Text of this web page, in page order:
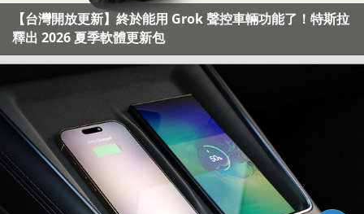
【台灣開放更新】終於能用 Grok 聲控車輛功能了！特斯拉
釋出 2026 夏季軟體更新包